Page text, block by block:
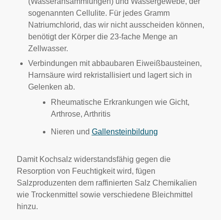
sogenannten Cellulite. Für jedes Gramm
Natriumchlorid, das wir nicht ausscheiden können,
benötigt der Körper die 23-fache Menge an
Zellwasser.
Verbindungen mit abbaubaren Eiweißbausteinen,
Harnsäure wird rekristallisiert und lagert sich in
Gelenken ab.
Rheumatische Erkrankungen wie Gicht,
Arthrose, Arthritis
Nieren und Gallensteinbildung
Damit Kochsalz widerstandsfähig gegen die
Resorption von Feuchtigkeit wird, fügen
Salzproduzenten dem raffinierten Salz Chemikalien
wie Trockenmittel sowie verschiedene Bleichmittel
hinzu.